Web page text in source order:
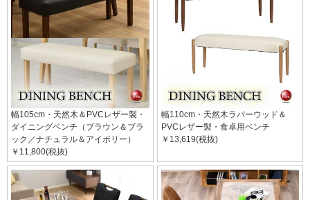
幅105cm・天然木＆PVCレザー製・
ダイニングベンチ（ブラウン＆ブラ
ック／ナチュラル＆アイボリー）
￥11,800(税抜)
幅110cm・天然木ラバーウッド＆
PVCレザー製・食卓用ベンチ
￥13,619(税抜)